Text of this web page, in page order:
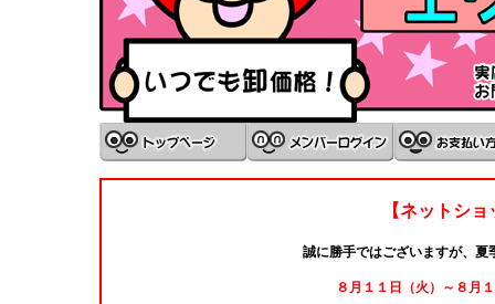
【ネットシ
誠に勝手ではございますが、夏
８月１１日（火）～８月